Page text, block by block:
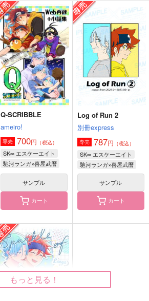
イエティ王子といっし
ょ
別冊express
629円（税込）
馳河ランガ×喜屋武暦
サンプル
作品詳細
6花
take the air
787円（税込）
馳河ランガ×喜屋武暦
サンプル
作品詳細
きみのこと どきどき
させたい させられた
い
別冊express
787円（税込）
馳河ランガ×喜屋武暦
Q-SCRIBBLE
ameiro!
専売 700円 （税込）
SK∞ エスケーエイト
馳河ランガ×喜屋武暦
サンプル
カート
Log of Run 2
別冊express
専売 787円 （税込）
SK∞ エスケーエイト
馳河ランガ×喜屋武暦
サンプル
カート
もっと見る！